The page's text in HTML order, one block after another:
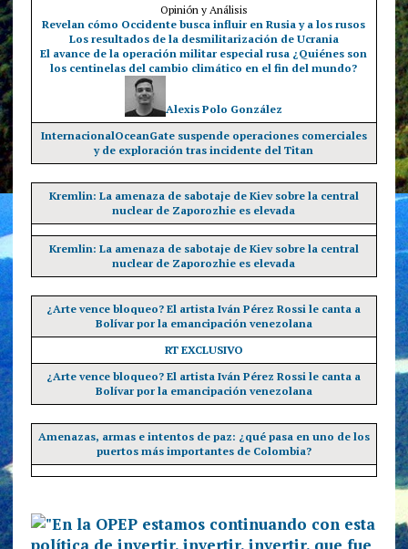
Opinión y Análisis
Revelan cómo Occidente busca influir en Rusia y a los rusos
Los resultados de la desmilitarización de Ucrania
El avance de la operación militar especial rusa ¿Quiénes son
los centinelas del cambio climático en el fin del mundo?
Alexis Polo González
InternacionalOceanGate suspende operaciones comerciales
y de exploración tras incidente del Titan
Kremlin: La amenaza de sabotaje de Kiev sobre la central
nuclear de Zaporozhie es elevada
Kremlin: La amenaza de sabotaje de Kiev sobre la central
nuclear de Zaporozhie es elevada
¿Arte vence bloqueo? El artista Iván Pérez Rossi le canta a
Bolívar por la emancipación venezolana
RT EXCLUSIVO
¿Arte vence bloqueo? El artista Iván Pérez Rossi le canta a
Bolívar por la emancipación venezolana
Amenazas, armas e intentos de paz: ¿qué pasa en uno de los
puertos más importantes de Colombia?